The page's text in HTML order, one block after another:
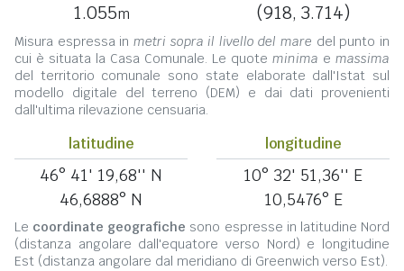
1.055m (918, 3.714)
Misura espressa in metri sopra il livello del mare del punto in
cui è situata la Casa Comunale. Le quote minima e massima
del territorio comunale sono state elaborate dall'Istat sul
modello digitale del terreno (DEM) e dai dati provenienti
dall'ultima rilevazione censuaria.
latitudine
46° 41' 19,68'' N
46,6888° N
longitudine
10° 32' 51,36'' E
10,5476° E
Le coordinate geografiche sono espresse in latitudine Nord
(distanza angolare dall'equatore verso Nord) e longitudine
Est (distanza angolare dal meridiano di Greenwich verso Est).